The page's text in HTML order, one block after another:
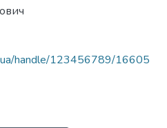
handle/123456789/16605